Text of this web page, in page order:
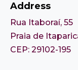
Address
Rua Itaboraí, 55
Praia de
CEP: 29102-195